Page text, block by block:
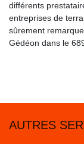
différents
entreprises de
sûrement
Gédéon dans le
AUTRES